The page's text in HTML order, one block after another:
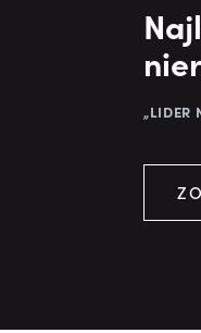
„LIDER